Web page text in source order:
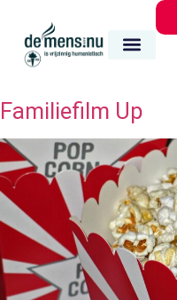
Familiefilm Up